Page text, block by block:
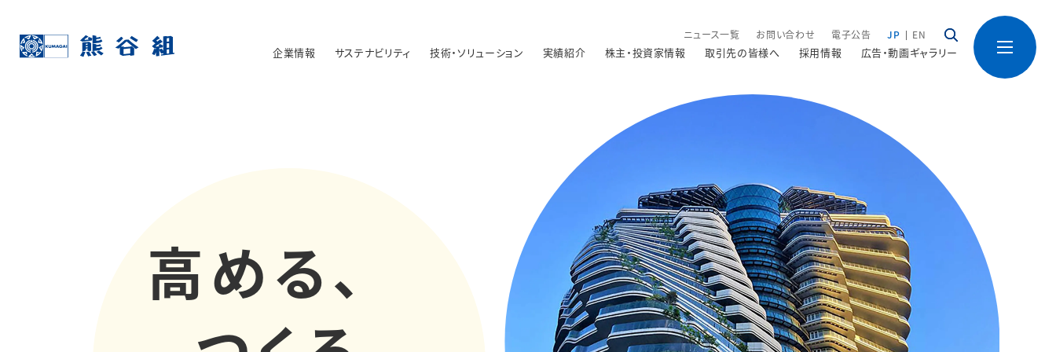
ニュース一覧 お問い合わせ 電子公告 JP EN
企業情報 サステナビリティ 技術・ソリューション 実績紹介 株主・投資家情報 取引先の皆様へ 採用情報 広告・動画ギャラリー
高める、